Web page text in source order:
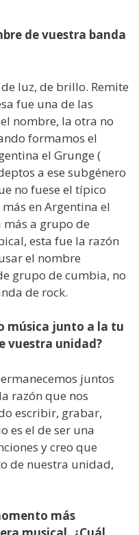
de vuestra banda
luz, de brillo. Remite
fue una de las
nombre, la otra no
formamos el
el Grunge (
a ese subgénero
no fuese el típico
en Argentina el
más a grupo de
esta fue la razón
el nombre
grupo de cumbia, no
de rock.
música junto a la tu
vuestra unidad?
juntos
razón que nos
escribir, grabar,
es el de ser una
y creo que
de nuestra unidad,
más